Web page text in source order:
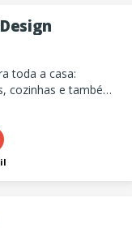
toda a casa:
cozinhas e também
compromisso.